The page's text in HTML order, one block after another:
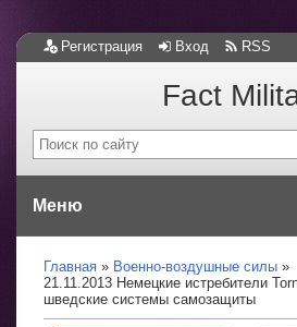
Регистрация Вход RSS
Fact
Меню
Главная
Военно-воздушные силы
21.11.2013 Немецкие истребители
шведские системы самозащиты